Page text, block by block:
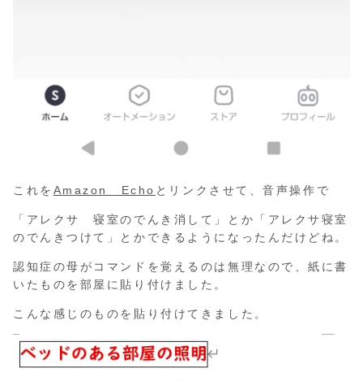
これを Amazon Echo とリンクさせて、音声操作で
「アレクサ 寝室のでんき消して」とか「アレクサ寝室
のでんきつけて」とかできるようになったんだけどね。
認知症の母がコマンドを覚えるのは無理なので、紙に書
いたものを部屋に貼り付けました。
こんな感じのものを貼り付けてきました。